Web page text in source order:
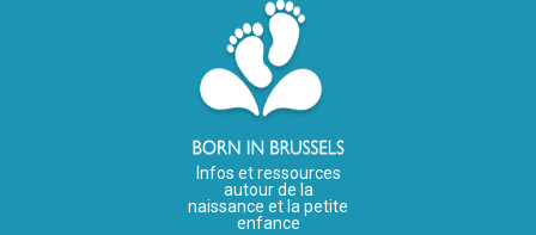
Infos et ressources
autour de la
naissance et la petite
enfance